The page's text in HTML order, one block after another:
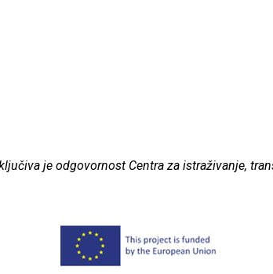
je odgovornost Centra za istraživanje,